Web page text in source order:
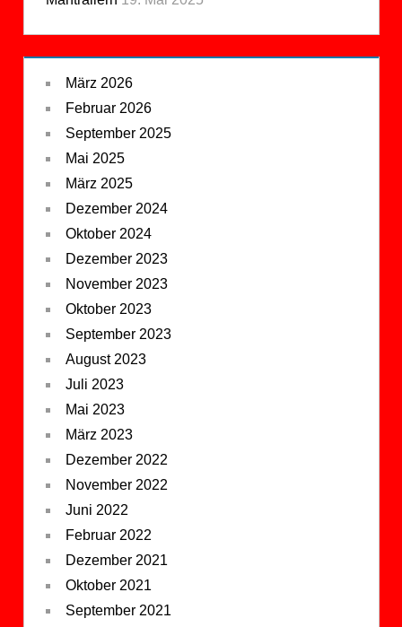
März 2026
Februar 2026
September 2025
Mai 2025
März 2025
Dezember 2024
Oktober 2024
Dezember 2023
November 2023
Oktober 2023
September 2023
August 2023
Juli 2023
Mai 2023
März 2023
Dezember 2022
November 2022
Juni 2022
Februar 2022
Dezember 2021
Oktober 2021
September 2021